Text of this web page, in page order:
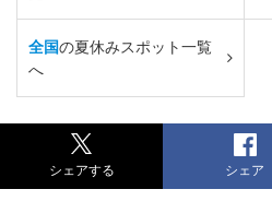
全国の夏休みスポット一覧
へ
シェアする シェア